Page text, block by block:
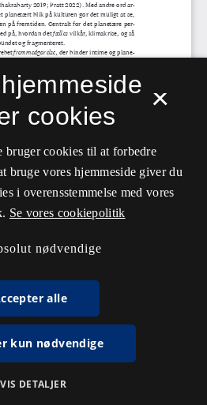
×
cookies
bruger cookies til at forbedre
bruge vores hjemmeside giver du
i overensstemmelse med vores
Se vores cookiepolitik
nødvendige
alle
kun nødvendige
VIS DETALJER